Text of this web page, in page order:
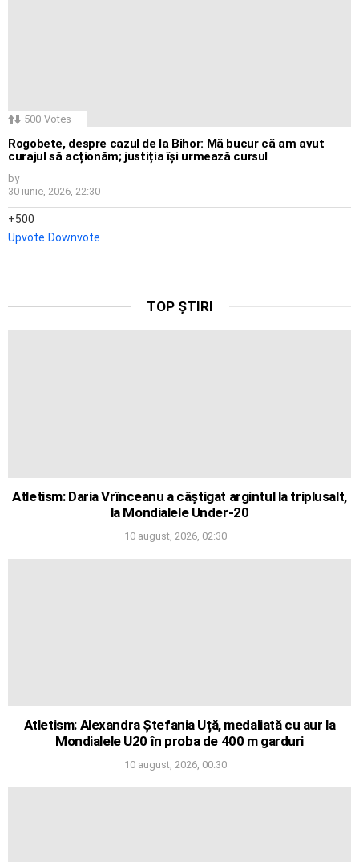
500 Votes
Rogobete, despre cazul de la Bihor: Mă bucur că am avut
curajul să acționăm; justiția își urmează cursul
by
30 iunie, 2026, 22:30
500
Upvote Downvote
TOP ȘTIRI
Atletism: Daria Vrînceanu a câștigat argintul la triplusalt,
la Mondialele Under-20
10 august, 2026, 02:30
Atletism: Alexandra Ștefania Uță, medaliată cu aur la
Mondialele U20 în proba de 400 m garduri
10 august, 2026, 00:30